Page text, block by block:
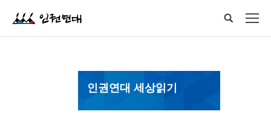
인권연대 세상읽기